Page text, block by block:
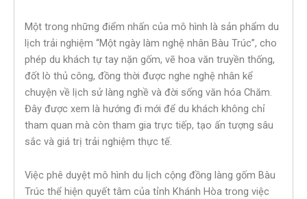
Một trong những điểm nhấn của mô hình là sản phẩm du
lịch trải nghiệm “Một ngày làm nghệ nhân Bàu Trúc”, cho
phép du khách tự tay nặn gốm, vẽ hoa văn truyền thống,
đốt lò thủ công, đồng thời được nghe nghệ nhân kể
chuyện về lịch sử làng nghề và đời sống văn hóa Chăm.
Đây được xem là hướng đi mới để du khách không chỉ
tham quan mà còn tham gia trực tiếp, tạo ấn tượng sâu
sắc và giá trị trải nghiệm thực tế.
Việc phê duyệt mô hình du lịch cộng đồng làng gốm Bàu
Trúc thể hiện quyết tâm của tỉnh Khánh Hòa trong việc